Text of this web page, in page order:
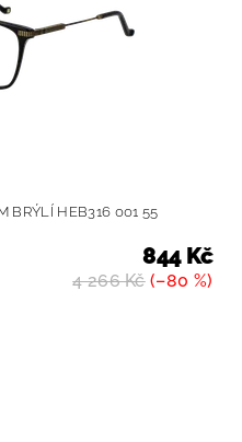
BRÝLÍ HEB316 001 55
4 266 Kč(–80 %)
844 Kč